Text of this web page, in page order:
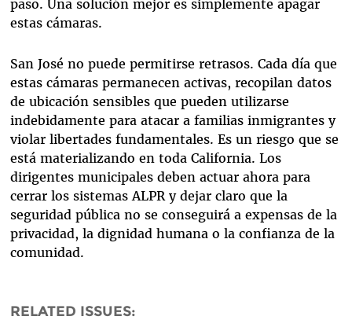
paso. Una solución mejor es simplemente apagar
estas cámaras.
San José no puede permitirse retrasos. Cada día que
estas cámaras permanecen activas, recopilan datos
de ubicación sensibles que pueden utilizarse
indebidamente para atacar a familias inmigrantes y
violar libertades fundamentales. Es un riesgo que se
está materializando en toda California. Los
dirigentes municipales deben actuar ahora para
cerrar los sistemas ALPR y dejar claro que la
seguridad pública no se conseguirá a expensas de la
privacidad, la dignidad humana o la confianza de la
comunidad.
RELATED ISSUES